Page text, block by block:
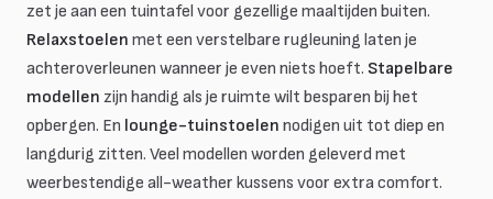
zet je aan een tuintafel voor gezellige maaltijden buiten.
Relaxstoelen met een verstelbare rugleuning laten je
achteroverleunen wanneer je even niets hoeft. Stapelbare
modellen zijn handig als je ruimte wilt besparen bij het
opbergen. En lounge-tuinstoelen nodigen uit tot diep en
langdurig zitten. Veel modellen worden geleverd met
weerbestendige all-weather kussens voor extra comfort.